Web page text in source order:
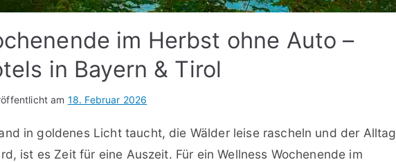
im Herbst ohne Auto –
in Bayern & Tirol
am 18. Februar 2026
in goldenes Licht taucht, die Wälder leise rascheln und der Alltag
ist es Zeit für eine Auszeit. Für ein Wellness Wochenende im